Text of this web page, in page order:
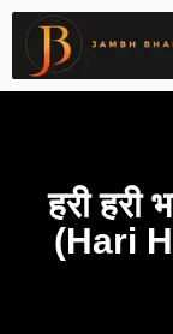
हरी हरी
(Hari